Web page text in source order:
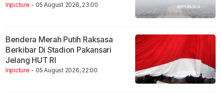
Inpicture - 05 August 2026, 23:00
Bendera Merah Putih Raksasa
Berkibar Di Stadion Pakansari
Jelang HUT RI
Inpicture - 05 August 2026, 22:00